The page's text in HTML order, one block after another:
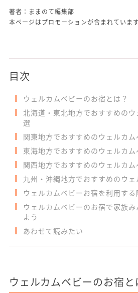
著者：ままのて編集部
本ページはプロモーションが含まれています
目次
ウェルカムベビーのお宿とは？
北海道・東北地方でおすすめの
選
関東地方でおすすめのウェルカ
東海地方でおすすめのウェルカ
関西地方でおすすめのウェルカ
九州・沖縄地方でおすすめのウ
ウェルカムベビーお宿を利用する
ウェルカムベビーのお宿で家族
よう
あわせて読みたい
ウェルカムベビーのお宿と